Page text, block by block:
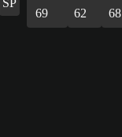
69
62
68